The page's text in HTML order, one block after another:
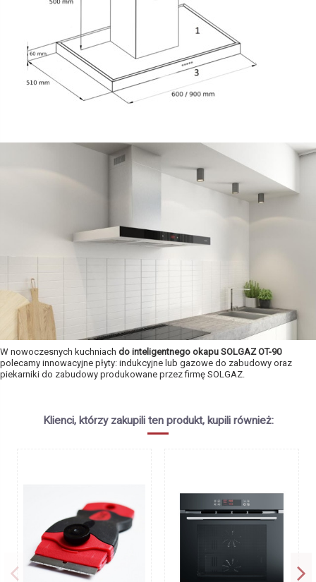
W nowoczesnych kuchniach do inteligentnego okapu SOLGAZ OT-90
polecamy innowacyjne płyty: indukcyjne lub gazowe do zabudowy oraz
piekarniki do zabudowy produkowane przez firmę SOLGAZ.
Symbol producenta
Wyciąg lub pochłaniacz
Dotykowe - Sensor Touch
Oświetlenie
Szerokość
Głębokość
Filtr węglowy do okapu SOLGAZ
4szt.
SOLGAZ
89,00 zł
Klienci, którzy zakupili ten produkt, kupili również: